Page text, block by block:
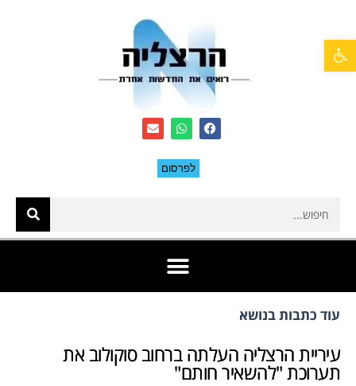
לפרסום
עוד כתבות בנושא
עיריית הרצליה העלתה ברחוב סוקולוב את
תערוכת "להשאיר חותם"
פתח סרגל נגישות